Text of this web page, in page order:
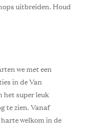
uitbreiden. Houd
we met een
in de Van
het super leuk
te zien. Vanaf
welkom in de